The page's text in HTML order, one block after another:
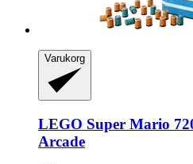
Varukorg
LEGO Super Mario
Arcade